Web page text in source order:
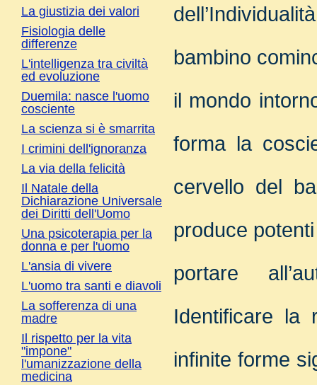
bambino
il mondo
forma la
cervello del
produce
portare
Identificare la
infinite forme
La giustizia dei valori
Fisiologia delle
differenze
L'intelligenza tra civiltà
ed evoluzione
Duemila: nasce l'uomo
cosciente
La scienza si è smarrita
I crimini dell'ignoranza
La via della felicità
Il Natale della
Dichiarazione Universale
dei Diritti dell'Uomo
Una psicoterapia per la
donna e per l'uomo
L'ansia di vivere
L'uomo tra santi e diavoli
La sofferenza di una
madre
Il rispetto per la vita
"impone"
l'umanizzazione della
medicina